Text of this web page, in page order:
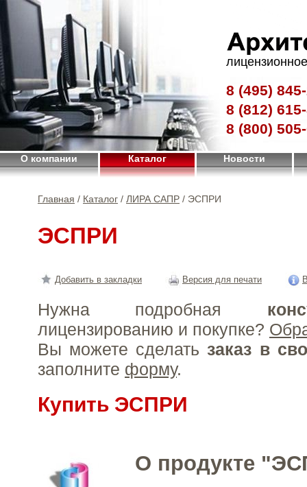
8 (495)
8 (812)
8 (800)
О компании Каталог Новости
Главная / Каталог / ЛИРА САПР / ЭСПРИ
ЭСПРИ
Добавить в закладки Версия для печати
Нужна подробная
лицензированию и покупке?
Вы можете сделать заказ в
заполните форму.
Купить ЭСПРИ
О продукте